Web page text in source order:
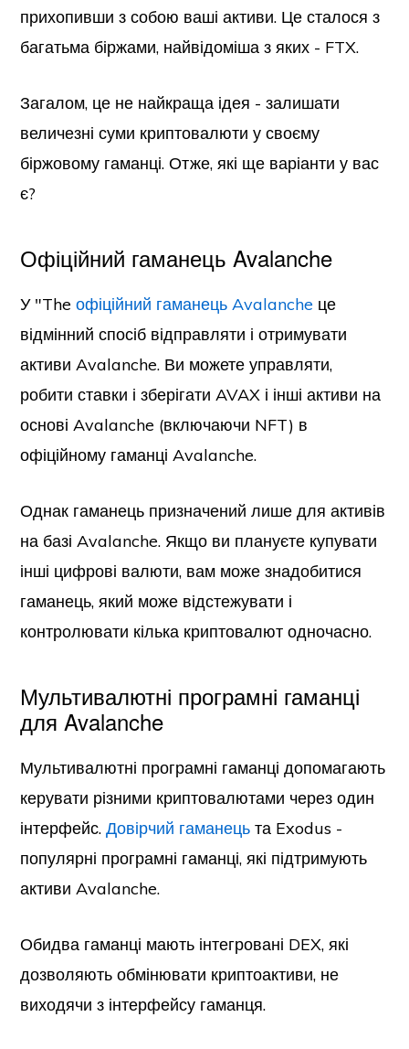
прихопивши з собою ваші активи. Це сталося з
багатьма біржами, найвідоміша з яких - FTX.
Загалом, це не найкраща ідея - залишати
величезні суми криптовалюти у своєму
біржовому гаманці. Отже, які ще варіанти у вас
є?
Офіційний гаманець Avalanche
У "Theофіційний гаманець Avalanche це
відмінний спосіб відправляти і отримувати
активи Avalanche. Ви можете управляти,
робити ставки і зберігати AVAX і інші активи на
основі Avalanche (включаючи NFT) в
офіційному гаманці Avalanche.
Однак гаманець призначений лише для активів
на базі Avalanche. Якщо ви плануєте купувати
інші цифрові валюти, вам може знадобитися
гаманець, який може відстежувати і
контролювати кілька криптовалют одночасно.
Мультивалютні програмні гаманці
для Avalanche
Мультивалютні програмні гаманці допомагають
керувати різними криптовалютами через один
інтерфейс.Довірчий гаманець та Exodus -
популярні програмні гаманці, які підтримують
активи Avalanche.
Обидва гаманці мають інтегровані DEX, які
дозволяють обмінювати криптоактиви, не
виходячи з інтерфейсу гаманця.